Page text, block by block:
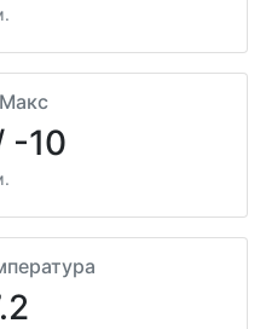
-10